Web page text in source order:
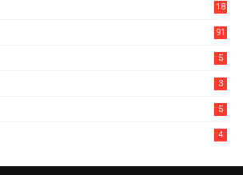
18
91
5
3
5
4